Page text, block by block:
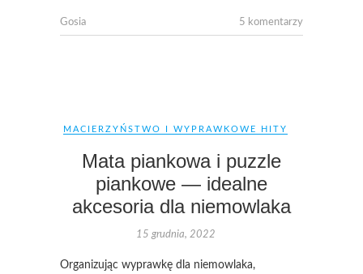
Gosia 5 komentarzy
MACIERZYŃSTWO I WYPRAWKOWE HITY
Mata piankowa i puzzle
piankowe — idealne
akcesoria dla niemowlaka
15 grudnia, 2022
Organizując wyprawkę dla niemowlaka,